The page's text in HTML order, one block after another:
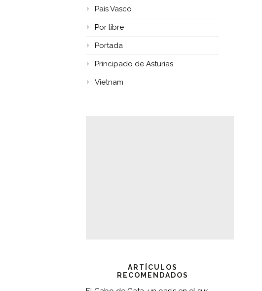
País Vasco
Por libre
Portada
Principado de Asturias
Vietnam
ARTÍCULOS
RECOMENDADOS